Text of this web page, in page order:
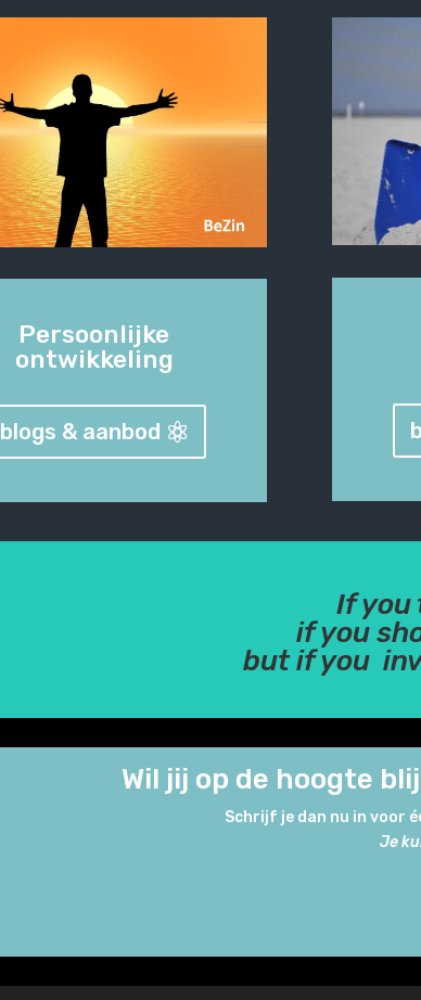
Persoonlijke
ontwikkeling
blogs & aanbod
If you
if you
but if you
Wil jij op de hoogte
Schrijf je dan nu in voor
Je